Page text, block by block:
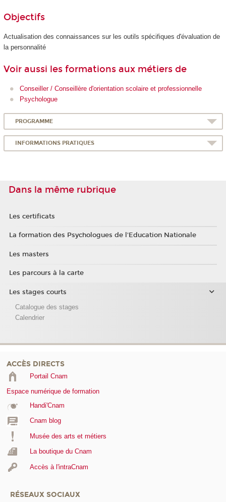
Objectifs
Actualisation des connaissances sur les outils spécifiques d'évaluation de
la personnalité
Voir aussi les formations aux métiers de
Conseiller / Conseillère d'orientation scolaire et professionnelle
Psychologue
PROGRAMME
INFORMATIONS PRATIQUES
Dans la même rubrique
Les certificats
La formation des Psychologues de l'Education Nationale
Les masters
Les parcours à la carte
Les stages courts
Catalogue des stages
Calendrier
ACCÈS DIRECTS
Portail Cnam
Espace numérique de formation
Handi'Cnam
Cnam blog
Musée des arts et métiers
La boutique du Cnam
Accès à l'intraCnam
RÉSEAUX SOCIAUX